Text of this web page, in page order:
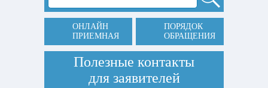
ОНЛАЙН
ПРИЕМНАЯ
ПОРЯДОК
ОБРАЩЕНИЯ
Полезные контакты
для заявителей